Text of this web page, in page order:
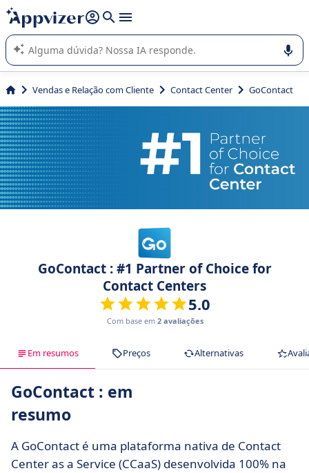
de nossa IA (várias linhas com
A IA do Appvizer o orienta no uso ou na seleção de software
SaaS para sua empresa.
Vendas e Relação com Cliente Contact Center GoContact
GoContact : #1 Partner of Choice for
Contact Centers
5.0
Com base em 2 avaliações
Em resumos Preços Alternativas
GoContact : em
resumo
A GoContact é uma plataforma nativa de Contact
Center as a Service (CCaaS) desenvolvida 100% na